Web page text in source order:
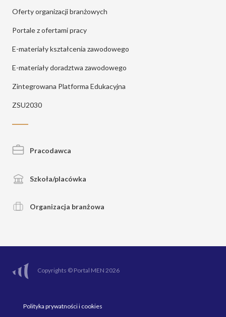
Oferty organizacji branżowych
Portale z ofertami pracy
E-materiały kształcenia zawodowego
E-materiały doradztwa zawodowego
Zintegrowana Platforma Edukacyjna
ZSU2030
Pracodawca
Szkoła/placówka
Organizacja branżowa
Copyrights © Portal MEN 2026
Polityka prywatności i cookies